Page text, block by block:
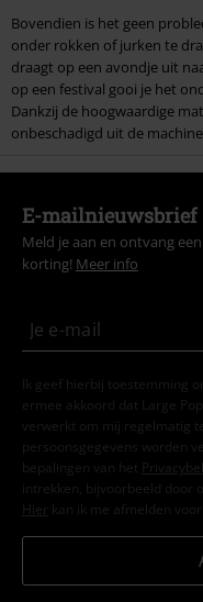
Bovendien is het geen
onder rokken of jurken te
draagt op een avondje uit
op een festival gooi je het
Dankzij de hoogwaardige
onbeschadigd uit de
E-mailnieuwsbrief
Meld je aan en ontvang
korting! Meer info
Ik geef hierbij toestemming
ermee akkoord dat Large
verwerkt om mij regelmatig
persoonsgegevens worden
bepalingen van het
intrekken, bijvoorbeeld door
Hier kan ik me afmelden voor